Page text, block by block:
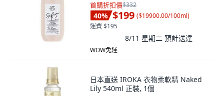
首購折扣價$332
40% $199 ($19900.00/100ml)
運費 $195
8/11 星期二 預計送達
WOW免運
日本直送 IROKA 衣物柔軟精 Naked
Lily 540ml 正裝, 1個